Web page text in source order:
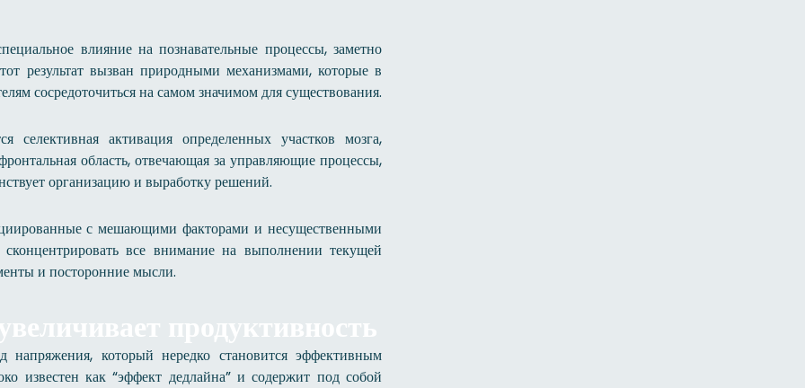
влияние на познавательные процессы, заметно
результат вызван природными механизмами, которые в
сосредоточиться на самом значимом для существования.
активация определенных участков мозга,
область, отвечающая за управляющие процессы,
организацию и выработку решений.
с мешающими факторами и несущественными
все внимание на выполнении текущей
и посторонние мысли.
продуктивность
который нередко становится эффективным
известен как “эффект дедлайна” и содержит под собой